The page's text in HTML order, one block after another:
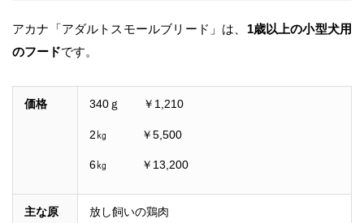
アカナ「アダルトスモールブリード」は、 1歳以上の小型犬用
のフードです。
価格 340ｇ ￥1,210
2㎏ ￥5,500
6㎏ ￥13,200
主な原
放し飼いの鶏肉